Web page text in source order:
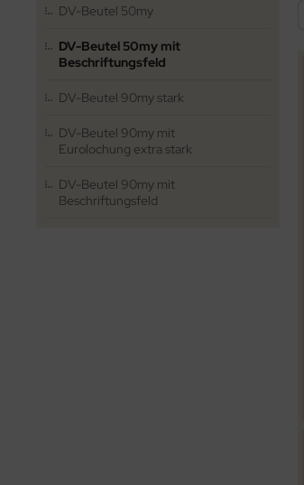
DV-Beutel 50my
DV-Beutel 50my mit
Beschriftungsfeld
DV-Beutel 90my stark
DV-Beutel 90my mit
Eurolochung extra stark
DV-Beutel 90my mit
Beschriftungsfeld
2-WELLIG 100-499MM
2-WELLIG 500-699MM
2-WELLIG 700-1200